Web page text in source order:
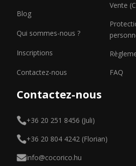
Blog
Qui sommes-nous ?
Inscriptions
Contactez-nous
Vente
FAQ
Contactez-nous
+36 20 251 8456 (Juli)
+36 20 804 4242 (Florian)
info@cocorico.hu